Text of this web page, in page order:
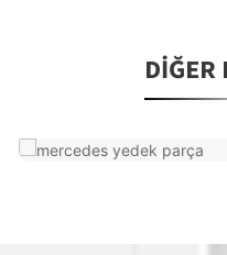
DIĞER